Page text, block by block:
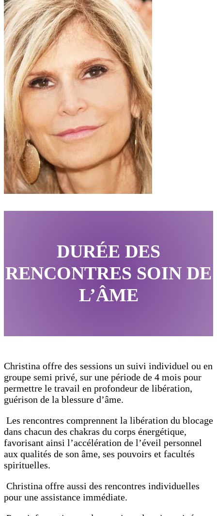
DURÉE DES
RENCONTRES SOIN DE
L’ÂME
Christina offre des sessions un suivi individuel ou en
groupe semi privé, sur une période de 4 mois pour
permettre le travail en profondeur de libération,
guérison de la blessure d’âme.
Les rencontres comprennent la libération du blocage
dans chacun des chakras du corps énergétique,
favorisant ainsi l’accélération de l’éveil personnel
aux qualités de son âme, ses pouvoirs et facultés
spirituelles.
Christina offre aussi des rencontres individuelles
pour une assistance immédiate.